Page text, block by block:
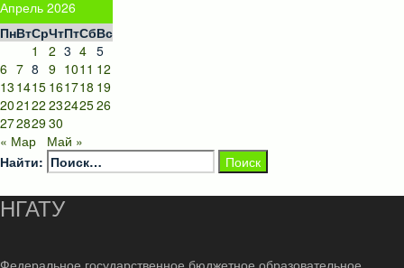
Апрель 2026
ПнВтСрЧтПтСбВс
1
2 3 4 5
6 7 8 9 1011 12
13 1415 161718 19
2021 22 23242526
27282930
« Мар
Май »
Найти:
НГАТУ
Федеральное государственное бюджетное образовательное